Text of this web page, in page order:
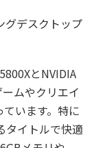
グデスクトップ
とNVIDIA
ムやクリエイ
います。特に
タイトルで快適